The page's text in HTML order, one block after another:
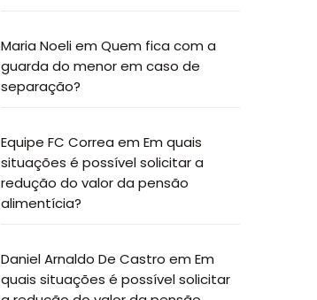
Maria Noeliem Quem fica com a
guarda do menor em caso de
separação?
Equipe FC Correa em Em quais
situações é possível solicitar a
redução do valor da pensão
alimentícia?
Daniel Arnaldo De Castro em Em
quais situações é possível solicitar